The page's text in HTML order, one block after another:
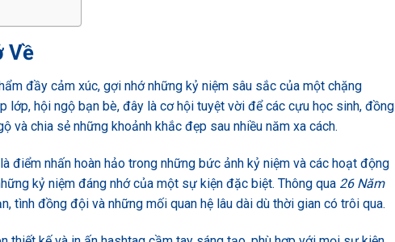
Về
đầy cảm xúc, gợi nhớ những kỷ niệm sâu sắc của một chặng
lớp, hội ngộ bạn bè, đây là cơ hội tuyệt vời để các cựu học sinh, đồng
và chia sẻ những khoảnh khắc đẹp sau nhiều năm xa cách.
điểm nhấn hoàn hảo trong những bức ảnh kỷ niệm và các hoạt động
kỷ niệm đáng nhớ của một sự kiện đặc biệt. Thông qua 26 Năm
tình đồng đội và những mối quan hệ lâu dài dù thời gian có trôi qua.